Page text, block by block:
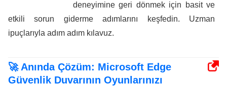
deneyimine geri dönmek için basit ve
etkili sorun giderme adımlarını keşfedin. Uzman
ipuçlarıyla adım adım kılavuz.
🚀 Anında Çözüm: Microsoft Edge
Güvenlik Duvarının Oyunlarınızı